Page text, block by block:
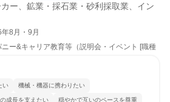
ー、鉱業・採石業・砂利採取業、イン
8月・9月
ー&キャリア教育等（説明会・イベント [職種
い 機械・機器に携わりたい
の成長を支えたい 穏やかで互いのペースを尊重